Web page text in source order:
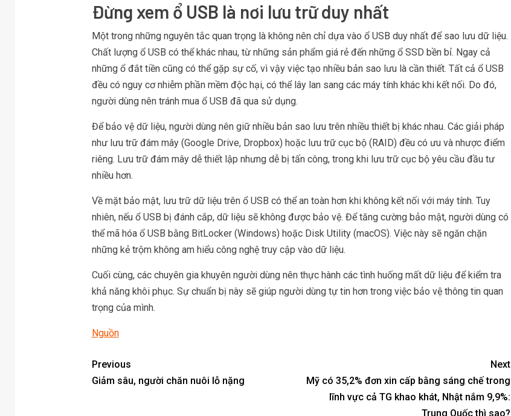
Đừng xem ổ USB là nơi lưu trữ duy nhất
Một trong những nguyên tắc quan trọng là không nên chỉ dựa vào ổ USB duy nhất để sao lưu dữ liệu.
Chất lượng ổ USB có thể khác nhau, từ những sản phẩm giá rẻ đến những ổ SSD bền bỉ. Ngay cả
những ổ đắt tiền cũng có thể gặp sự cố, vì vậy việc tạo nhiều bản sao lưu là cần thiết. Tất cả ổ USB
đều có nguy cơ nhiễm phần mềm độc hại, có thể lây lan sang các máy tính khác khi kết nối. Do đó,
người dùng nên tránh mua ổ USB đã qua sử dụng.
Để bảo vệ dữ liệu, người dùng nên giữ nhiều bản sao lưu trên nhiều thiết bị khác nhau. Các giải pháp
như lưu trữ đám mây (Google Drive, Dropbox) hoặc lưu trữ cục bộ (RAID) đều có ưu và nhược điểm
riêng. Lưu trữ đám mây dễ thiết lập nhưng dễ bị tấn công, trong khi lưu trữ cục bộ yêu cầu đầu tư
nhiều hơn.
Về mặt bảo mật, lưu trữ dữ liệu trên ổ USB có thể an toàn hơn khi không kết nối với máy tính. Tuy
nhiên, nếu ổ USB bị đánh cắp, dữ liệu sẽ không được bảo vệ. Để tăng cường bảo mật, người dùng có
thể mã hóa ổ USB bằng BitLocker (Windows) hoặc Disk Utility (macOS). Việc này sẽ ngăn chặn
những kẻ trộm không am hiểu công nghệ truy cập vào dữ liệu.
Cuối cùng, các chuyên gia khuyên người dùng nên thực hành các tình huống mất dữ liệu để kiểm tra
khả năng khôi phục. Sự chuẩn bị này sẽ giúp người dùng tự tin hơn trong việc bảo vệ thông tin quan
trọng của mình.
Nguồn
Previous
Giảm sâu, người chăn nuôi lỗ nặng
Next
Mỹ có 35,2% đơn xin cấp bằng sáng chế trong
lĩnh vực cả TG khao khát, Nhật nắm 9,9%:
Trung Quốc thì sao?